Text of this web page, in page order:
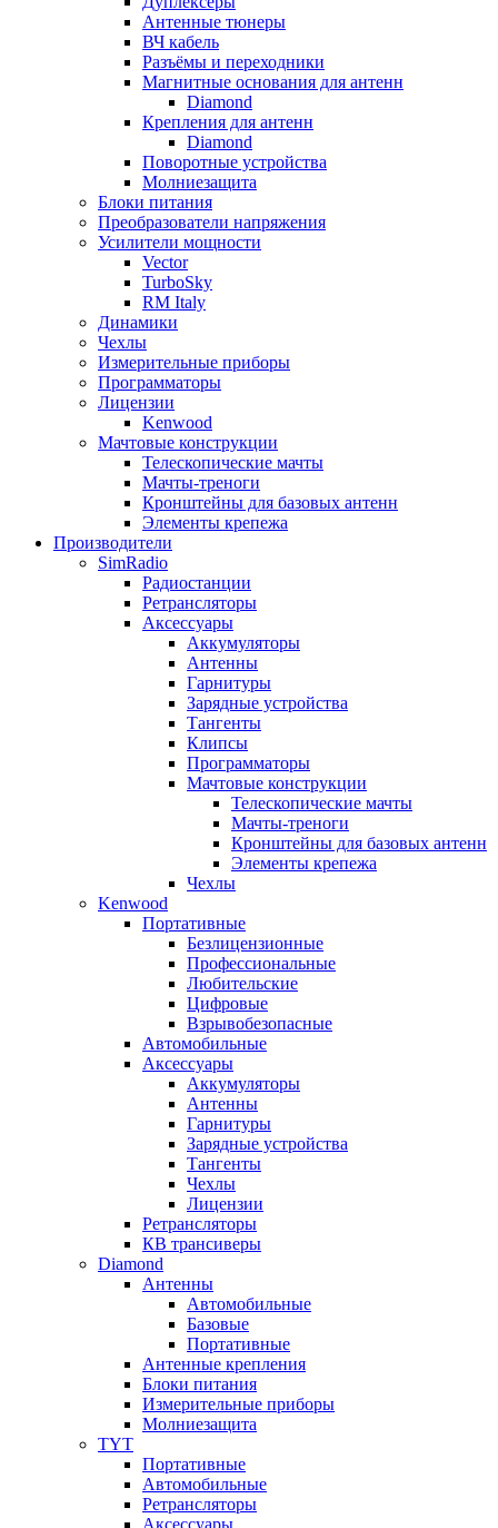
Антенные тюнеры
ВЧ кабель
Разъёмы и переходники
Магнитные основания для антенн
Diamond
Крепления для антенн
Diamond
Поворотные устройства
Молниезащита
Блоки питания
Преобразователи напряжения
Усилители мощности
Vector
TurboSky
RM Italy
Динамики
Чехлы
Измерительные приборы
Программаторы
Лицензии
Kenwood
Мачтовые конструкции
Телескопические мачты
Мачты-треноги
Кронштейны для базовых антенн
Элементы крепежа
Производители
SimRadio
Радиостанции
Ретрансляторы
Аксессуары
Аккумуляторы
Антенны
Гарнитуры
Зарядные устройства
Тангенты
Клипсы
Программаторы
Мачтовые конструкции
Телескопические мачты
Мачты-треноги
Кронштейны для базовых антенн
Элементы крепежа
Чехлы
Kenwood
Портативные
Безлицензионные
Профессиональные
Любительские
Цифровые
Взрывобезопасные
Автомобильные
Аксессуары
Аккумуляторы
Антенны
Гарнитуры
Зарядные устройства
Тангенты
Чехлы
Лицензии
Ретрансляторы
КВ трансиверы
Diamond
Антенны
Автомобильные
Базовые
Портативные
Антенные крепления
Блоки питания
Измерительные приборы
Молниезащита
TYT
Портативные
Автомобильные
Ретрансляторы
Аксессуары